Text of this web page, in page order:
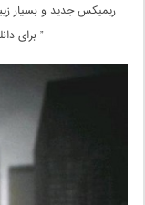
ریمیکس جدید و بسیار
” برای